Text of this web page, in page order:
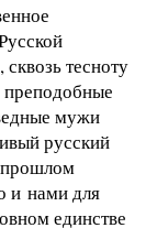
тесноту
преподобные
мужи
русский
прошлом
и нами для
единстве